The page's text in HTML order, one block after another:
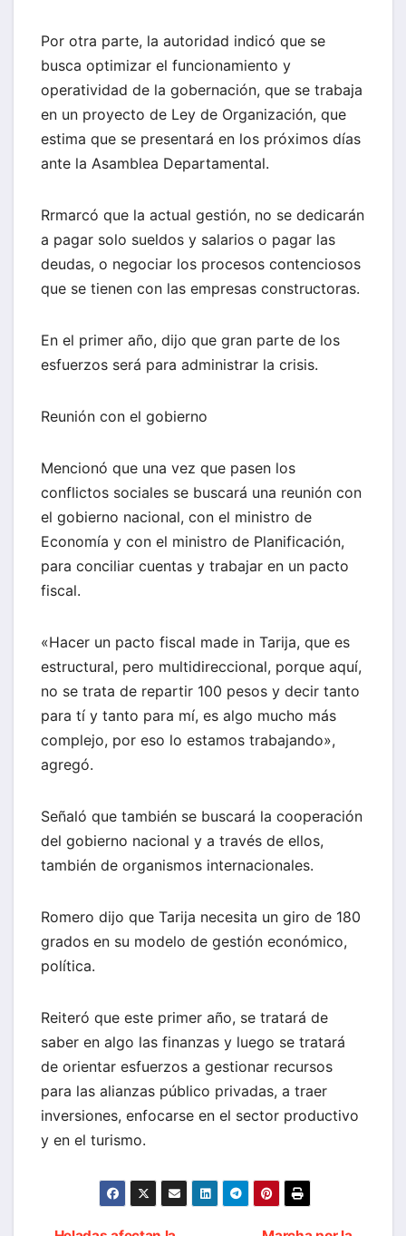
Por otra parte, la autoridad indicó que se
busca optimizar el funcionamiento y
operatividad de la gobernación, que se trabaja
en un proyecto de Ley de Organización, que
estima que se presentará en los próximos días
ante la Asamblea Departamental.
Rrmarcó que la actual gestión, no se dedicarán
a pagar solo sueldos y salarios o pagar las
deudas, o negociar los procesos contenciosos
que se tienen con las empresas constructoras.
En el primer año, dijo que gran parte de los
esfuerzos será para administrar la crisis.
Reunión con el gobierno
Mencionó que una vez que pasen los
conflictos sociales se buscará una reunión con
el gobierno nacional, con el ministro de
Economía y con el ministro de Planificación,
para conciliar cuentas y trabajar en un pacto
fiscal.
«Hacer un pacto fiscal made in Tarija, que es
estructural, pero multidireccional, porque aquí,
no se trata de repartir 100 pesos y decir tanto
para tí y tanto para mí, es algo mucho más
complejo, por eso lo estamos trabajando»,
agregó.
Señaló que también se buscará la cooperación
del gobierno nacional y a través de ellos,
también de organismos internacionales.
Romero dijo que Tarija necesita un giro de 180
grados en su modelo de gestión económico,
política.
Reiteró que este primer año, se tratará de
saber en algo las finanzas y luego se tratará
de orientar esfuerzos a gestionar recursos
para las alianzas público privadas, a traer
inversiones, enfocarse en el sector productivo
y en el turismo.